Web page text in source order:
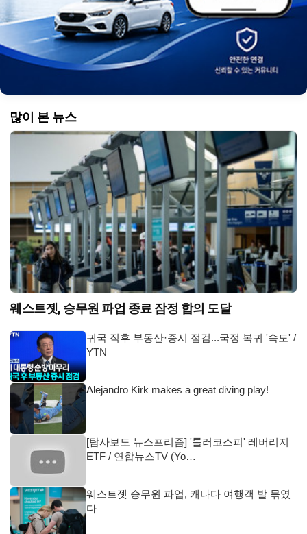
많이 본 뉴스
웨스트젯, 승무원 파업 종료 잠정 합의 도달
귀국 직후 부동산·증시 점검...국정 복귀 '속도' /
YTN
Alejandro Kirk makes a great diving play!
[탐사보도 뉴스프리즘] '롤러코스피' 레버리지
ETF / 연합뉴스TV (Yo…
웨스트젯 승무원 파업, 캐나다 여행객 발 묶였
다